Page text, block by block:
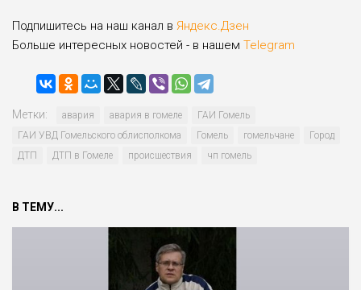
Подпишитесь на наш канал в Яндекс.Дзен
Больше интересных новостей - в нашем Telegram
Метки: авария авария в гомеле
ГАИ Гомель
ГАИ УВД Гомельского облисполкома
Гомель гомельчане
Город
ДТП
ДТП в Гомеле происшествия чп гомель
В ТЕМУ...